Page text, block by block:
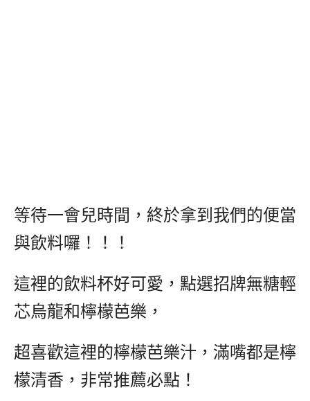
等待一會兒時間，終於拿到我們的便當
與飲料囉！！！
這裡的飲料杯好可愛，點選招牌無糖輕
芯烏龍和檸檬芭樂，
超喜歡這裡的檸檬芭樂汁，滿嘴都是檸
檬清香，非常推薦必點！